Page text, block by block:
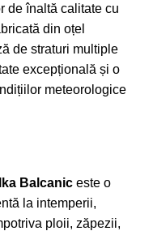
de înaltă calitate cu
din oțel
de straturi multiple
excepțională și o
meteorologice
Balcanic este o
la intemperii,
ploii, zăpezii,